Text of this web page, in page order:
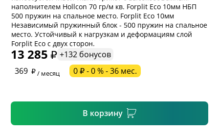
наполнителем Hollcon 70 гр/м кв. Forplit Eco 10мм НБП
500 пружин на спальное место. Forplit Eco 10мм
Независимый пружинный блок - 500 пружин на спальное
место. Устойчивый к нагрузкам и деформациям слой
Forplit Eco с двух сторон.
13 285
+132 бонусов
369
/ месяц 0 ₽ - 0 % - 36 мес.
В корзину
* обязательное поле
* необязательное поле